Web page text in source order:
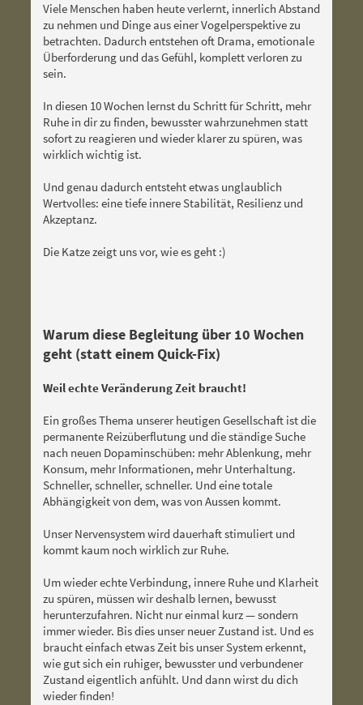
Viele Menschen haben heute verlernt, innerlich Abstand
zu nehmen und Dinge aus einer Vogelperspektive zu
betrachten. Dadurch entstehen oft Drama, emotionale
Überforderung und das Gefühl, komplett verloren zu
sein.
In diesen 10 Wochen lernst du Schritt für Schritt, mehr
Ruhe in dir zu finden, bewusster wahrzunehmen statt
sofort zu reagieren und wieder klarer zu spüren, was
wirklich wichtig ist.
Und genau dadurch entsteht etwas unglaublich
Wertvolles: eine tiefe innere Stabilität, Resilienz und
Akzeptanz.
Die Katze zeigt uns vor, wie es geht :)
Warum diese Begleitung über 10 Wochen
geht (statt einem Quick-Fix)
Weil echte Veränderung Zeit braucht!
Ein großes Thema unserer heutigen Gesellschaft ist die
permanente Reizüberflutung und die ständige Suche
nach neuen Dopaminschüben: mehr Ablenkung, mehr
Konsum, mehr Informationen, mehr Unterhaltung.
Schneller, schneller, schneller. Und eine totale
Abhängigkeit von dem, was von Aussen kommt.
Unser Nervensystem wird dauerhaft stimuliert und
kommt kaum noch wirklich zur Ruhe.
Um wieder echte Verbindung, innere Ruhe und Klarheit
zu spüren, müssen wir deshalb lernen, bewusst
herunterzufahren. Nicht nur einmal kurz — sondern
immer wieder. Bis dies unser neuer Zustand ist. Und es
braucht einfach etwas Zeit bis unser System erkennt,
wie gut sich ein ruhiger, bewusster und verbundener
Zustand eigentlich anfühlt. Und dann wirst du dich
wieder finden!